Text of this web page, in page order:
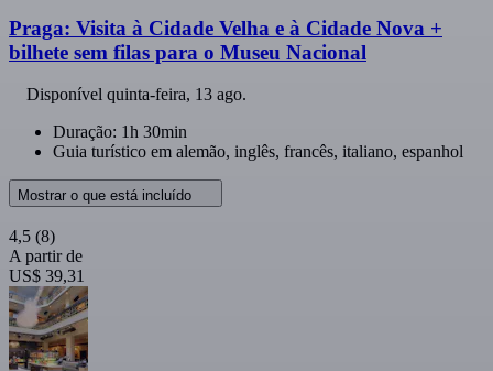
Praga: Visita à Cidade Velha e à Cidade Nova +
bilhete sem filas para o Museu Nacional
Disponível quinta-feira, 13 ago.
Duração: 1h 30min
Guia turístico em alemão, inglês, francês, italiano, espanhol
Mostrar o que está incluído
4,5 (8)
A partir de
US$ 39,31